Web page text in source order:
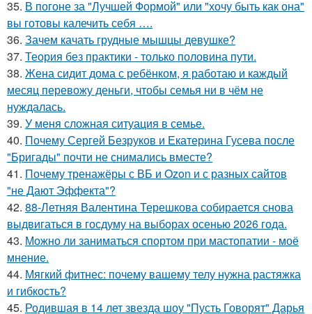
35. В погоне за "Лучшей Формой" или "хочу быть как она"
вы готовы калечить себя ….
36. Зачем качать грудные мышцы девушке?
37. Теория без практики - только половина пути.
38. Жена сидит дома с ребёнком, я работаю и каждый
месяц перевожу деньги, чтобы семья ни в чём не
нуждалась.
39. У меня сложная ситуация в семье.
40. Почему Сергей Безруков и Екатерина Гусева после
"Бригады" почти не снимались вместе?
41. Почему тренажёры с ВБ и Ozon и с разных сайтов
"не Дают Эффекта"?
42. 88-Летняя Валентина Терешкова собирается снова
выдвигаться в госдуму на выборах осенью 2026 года.
43. Можно ли заниматься спортом при мастопатии - моё
мнение.
44. Мягкий фитнес: почему вашему телу нужна растяжка
и гибкость?
45. Родившая в 14 лет звезда шоу "Пусть Говорят" Дарья